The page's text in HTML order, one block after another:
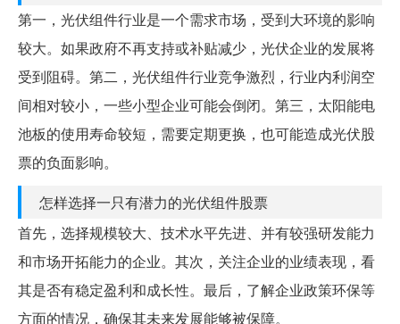
第一，光伏组件行业是一个需求市场，受到大环境的影响
较大。如果政府不再支持或补贴减少，光伏企业的发展将
受到阻碍。第二，光伏组件行业竞争激烈，行业内利润空
间相对较小，一些小型企业可能会倒闭。第三，太阳能电
池板的使用寿命较短，需要定期更换，也可能造成光伏股
票的负面影响。
怎样选择一只有潜力的光伏组件股票
首先，选择规模较大、技术水平先进、并有较强研发能力
和市场开拓能力的企业。其次，关注企业的业绩表现，看
其是否有稳定盈利和成长性。最后，了解企业政策环保等
方面的情况，确保其未来发展能够被保障。